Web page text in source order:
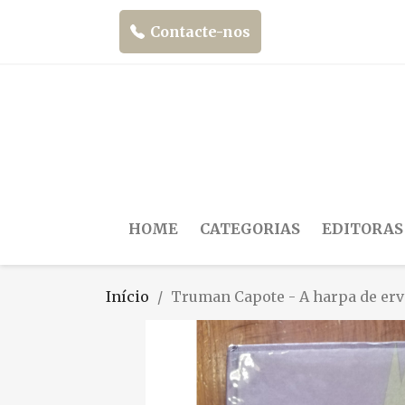
Contacte-nos
HOME CATEGORIAS EDITORAS
Início Truman Capote - A harpa de